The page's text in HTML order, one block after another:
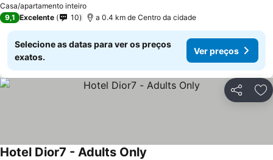
Casa/apartamento inteiro
9,1 Excelente 10 a 0.4 km de Centro da cidade
Selecione as datas para ver os preços
exatos.
Ver preços
Partilhar
Hotel Dior7 - Adults Only